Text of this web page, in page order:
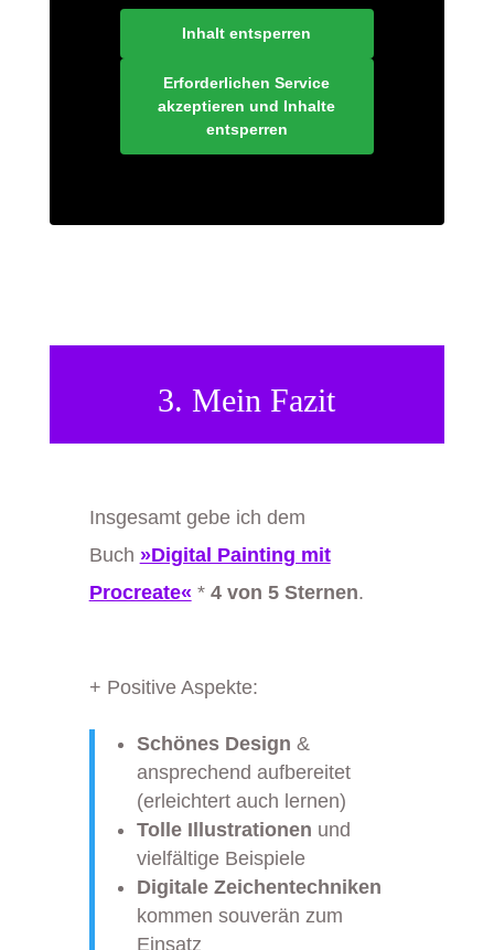
Inhalt entsperren
Erforderlichen Service
akzeptieren und Inhalte
entsperren
3. Mein Fazit
Insgesamt gebe ich dem
Buch »Digital Painting mit
Procreate« * 4 von 5 Sternen.
+ Positive Aspekte:
Schönes Design &
ansprechend aufbereitet
(erleichtert auch lernen)
Tolle Illustrationen und
vielfältige Beispiele
Digitale Zeichentechniken
kommen souverän zum
Einsatz